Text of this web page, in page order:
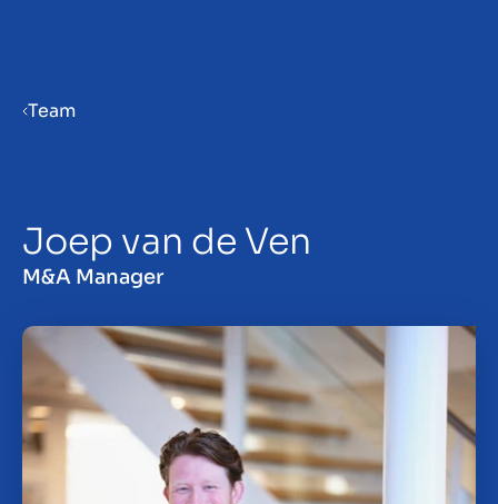
Unternehmen verkaufen
Insights
Team
Joep van de Ven
M&A Manager